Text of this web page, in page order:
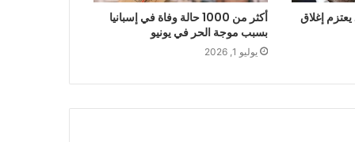
إغلاق
أكثر من 1000 حالة وفاة في إسبانيا
بسبب موجة الحر في يونيو
يوليو 1, 2026